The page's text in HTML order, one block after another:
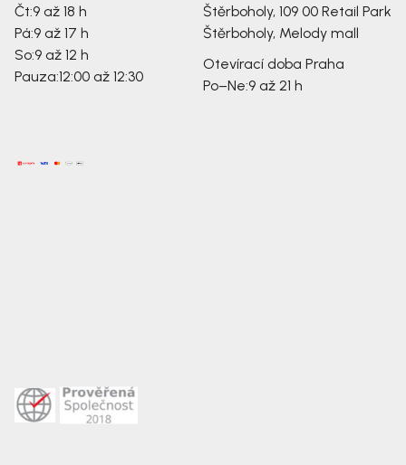
Čt:9 až 18 h
Pá:9 až 17 h
So:9 až 12 h
Pauza:12:00 až 12:30
Štěrboholy, 109 00 Retail Park
Štěrboholy, Melody mall
Otevírací doba Praha
Po–Ne:9 až 21 h